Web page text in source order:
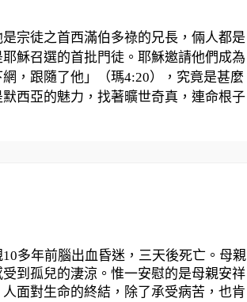
宗徒之首西滿伯多祿的兄長，倆人都是
穌召選的首批門徒。耶穌邀請他們成為
，跟隨了他」（瑪4:20），究竟是甚麼
西亞的魅力，找著曠世奇真，連命根子
10多年前腦出血昏迷，三天後死亡。母親
到孤兒的淒涼。惟一安慰的是母親安祥
面對生命的終結，除了承受病苦，也肯